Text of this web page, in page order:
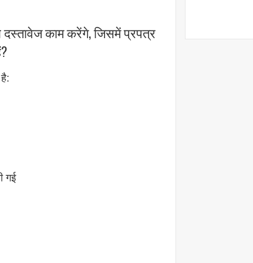
काम करेंगे, जिसमें प्रपत्र
गई